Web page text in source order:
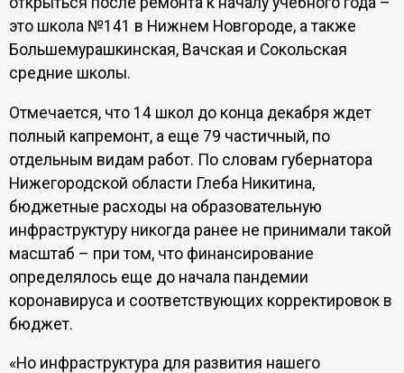
это школа №141 в Нижнем Новгороде, а также
Большемурашкинская, Вачская и Сокольская
средние школы.
Отмечается, что 14 школ до конца декабря ждет
полный капремонт, а еще 79 частичный, по
отдельным видам работ. По словам губернатора
Нижегородской области Глеба Никитина,
бюджетные расходы на образовательную
инфраструктуру никогда ранее не принимали такой
масштаб – при том, что финансирование
определялось еще до начала пандемии
коронавируса и соответствующих корректировок в
бюджет.
«Но инфраструктура для развития нашего